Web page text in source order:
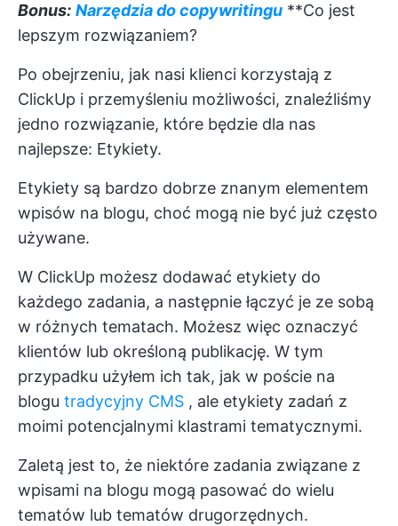
Bonus: Narzędzia do copywritingu **Co jest
lepszym rozwiązaniem?
Po obejrzeniu, jak nasi klienci korzystają z
ClickUp i przemyśleniu możliwości, znaleźliśmy
jedno rozwiązanie, które będzie dla nas
najlepsze: Etykiety.
Etykiety są bardzo dobrze znanym elementem
wpisów na blogu, choć mogą nie być już często
używane.
W ClickUp możesz dodawać etykiety do
każdego zadania, a następnie łączyć je ze sobą
w różnych tematach. Możesz więc oznaczyć
klientów lub określoną publikację. W tym
przypadku użyłem ich tak, jak w poście na
blogu tradycyjny CMS , ale etykiety zadań z
moimi potencjalnymi klastrami tematycznymi.
Zaletą jest to, że niektóre zadania związane z
wpisami na blogu mogą pasować do wielu
tematów lub tematów drugorzędnych.